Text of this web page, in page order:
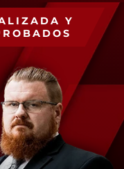
Y